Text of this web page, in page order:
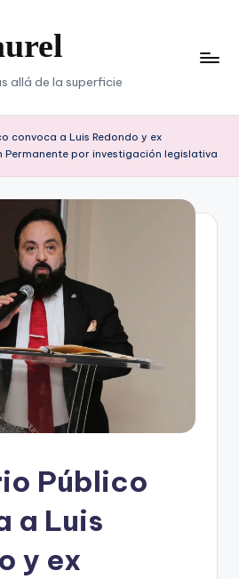
allá de la superficie
convoca a Luis Redondo y ex
Permanente por investigación legislativa
Público
a Luis
y ex